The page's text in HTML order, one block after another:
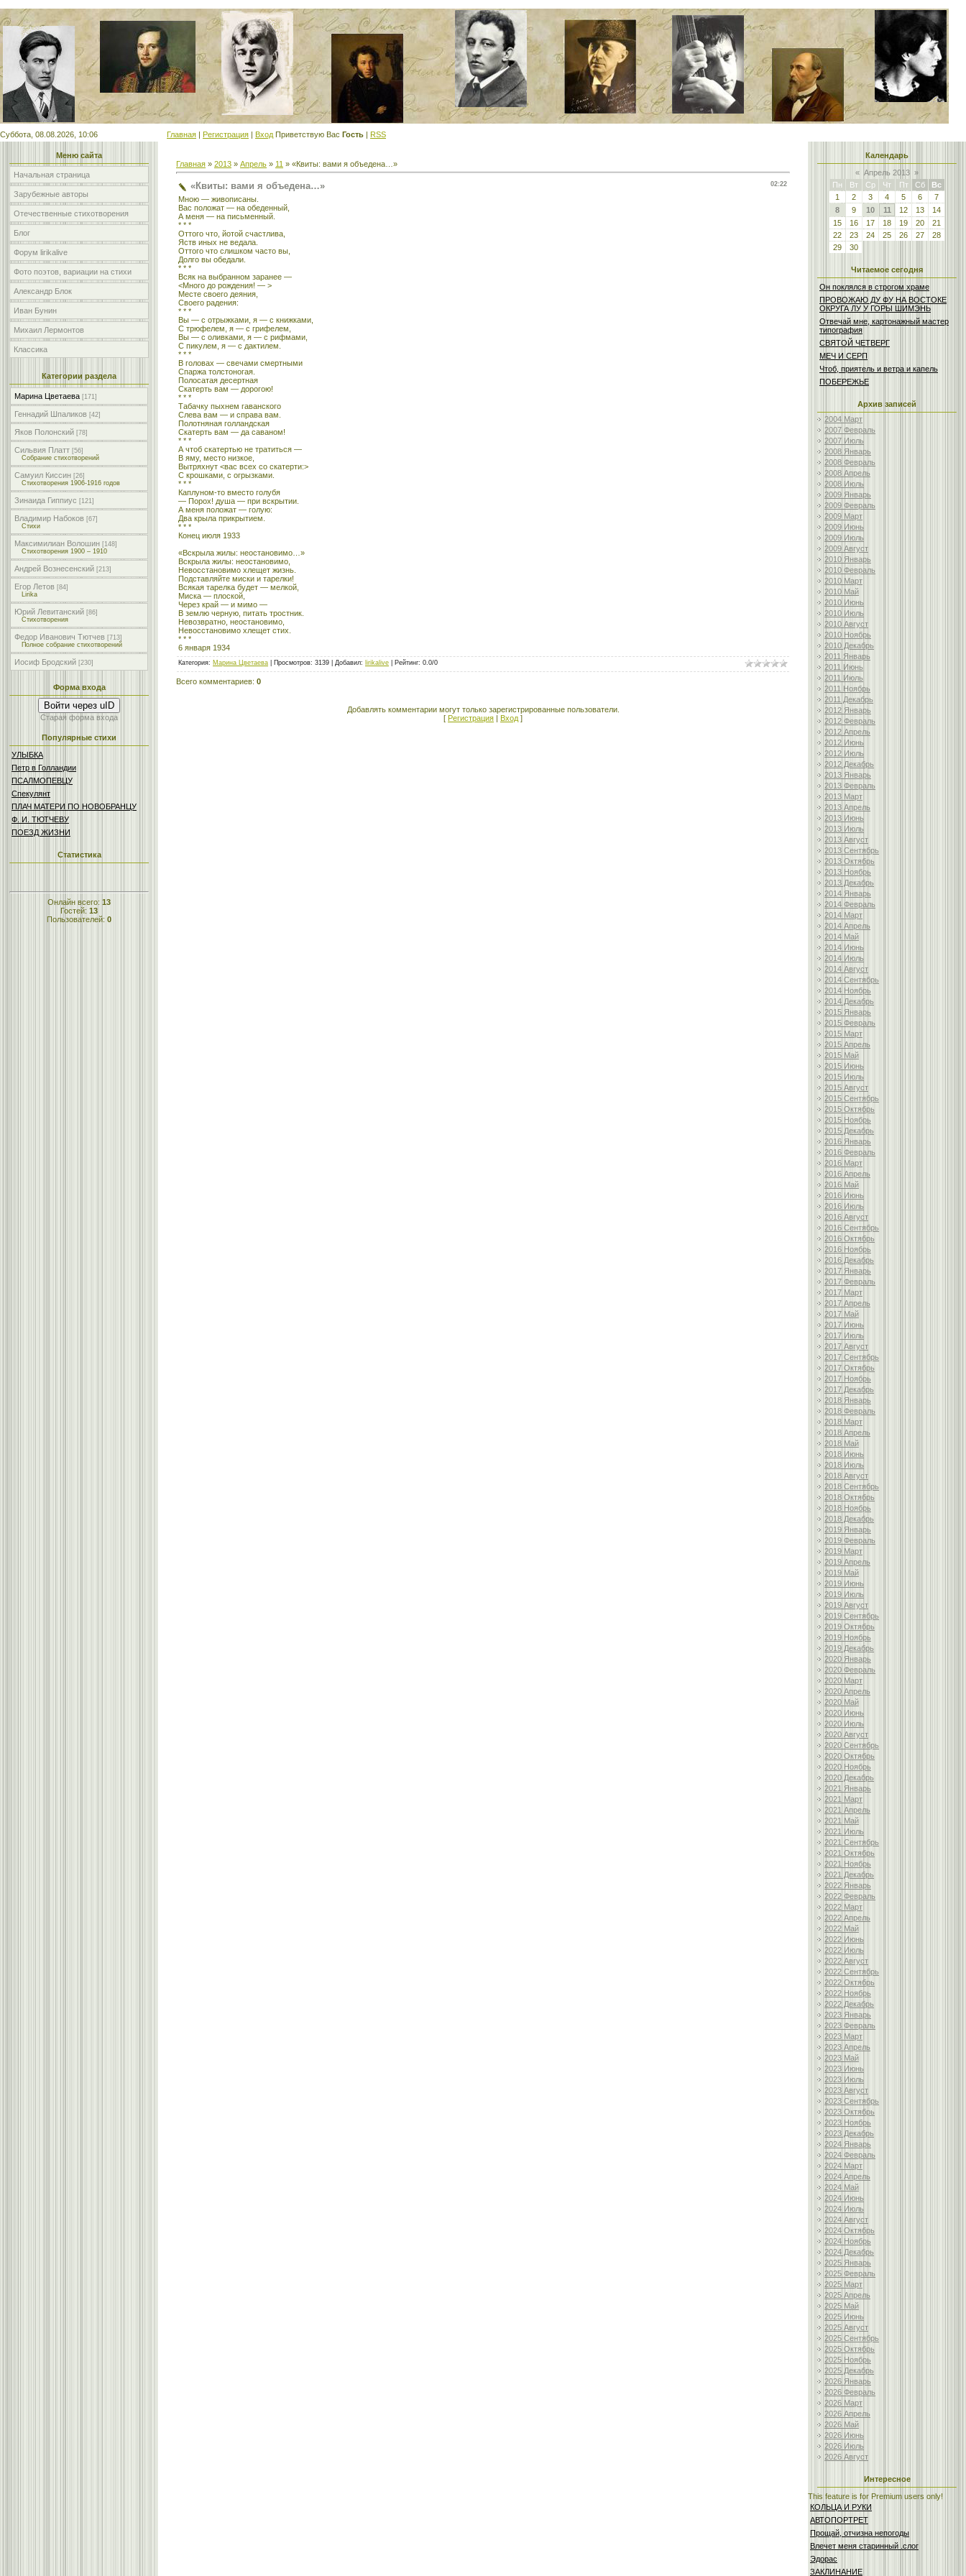
Суббота, 08.08.2026, 10:06 Главная | Регистрация | Вход Приветствую Вас Гость | RSS
Меню сайта
Начальная страница
Зарубежные авторы
Отечественные стихотворения
Блог
Форум lirikalive
Фото поэтов, вариации на стихи
Александр Блок
Иван Бунин
Михаил Лермонтов
Классика
Категории раздела
Марина Цветаева [171]
Геннадий Шпаликов [42]
Яков Полонский [78]
Сильвия Платт [56]
Собрание стихотворений
Самуил Киссин [26]
Стихотворения 1906-1916 годов
Зинаида Гиппиус [121]
Владимир Набоков [67]
Стихи
Максимилиан Волошин [148]
Стихотворения 1900 – 1910
Андрей Вознесенский [213]
Егор Летов [84]
Lirika
Юрий Левитанский [86]
Стихотворения
Федор Иванович Тютчев [713]
Полное собрание стихотворений
Иосиф Бродский [230]
Форма входа
Войти через uID
Старая форма входа
Популярные стихи
УЛЫБКА
Петр в Голландии
ПСАЛМОПЕВЦУ
Спекулянт
ПЛАЧ МАТЕРИ ПО НОВОБРАНЦУ
Ф. И. ТЮТЧЕВУ
ПОЕЗД ЖИЗНИ
Статистика
Онлайн всего: 13
Гостей: 13
Пользователей: 0
Главная » 2013 » Апрель » 11 » «Квиты: вами я объедена…»
02:22
«Квиты: вами я объедена…»
Мною — живописаны.
Вас положат — на обеденный,
А меня — на письменный.
* * *
Оттого что, йотой счастлива,
Яств иных не ведала.
Оттого что слишком часто вы,
Долго вы обедали.
* * *
Всяк на выбранном заранее —
<Много до рождения! — >
Месте своего деяния,
Своего радения:
* * *
Вы — с отрыжками, я — с книжками,
С трюфелем, я — с грифелем,
Вы — с оливками, я — с рифмами,
С пикулем, я — с дактилем.
* * *
В головах — свечами смертными
Спаржа толстоногая.
Полосатая десертная
Скатерть вам — дорогою!
* * *
Табачку пыхнем гаванского
Слева вам — и справа вам.
Полотняная голландская
Скатерть вам — да саваном!
* * *
А чтоб скатертью не тратиться —
В яму, место низкое,
Вытряхнут <вас всех со скатерти:>
С крошками, с огрызками.
* * *
Каплуном-то вместо голубя
— Порох! душа — при вскрытии.
А меня положат — голую:
Два крыла прикрытием.
* * *
Конец июля 1933
«Вскрыла жилы: неостановимо…»
Вскрыла жилы: неостановимо,
Невосстановимо хлещет жизнь.
Подставляйте миски и тарелки!
Всякая тарелка будет — мелкой,
Миска — плоской,
Через край — и мимо —
В землю черную, питать тростник.
Невозвратно, неостановимо,
Невосстановимо хлещет стих.
* * *
6 января 1934
Категория: Марина Цветаева Просмотров: 3139 | Добавил: lirikalive Рейтинг: 0.0/0
Всего комментариев: 0
Добавлять комментарии могут только зарегистрированные пользователи.
[ Регистрация | Вход ]
Календарь
« Апрель 2013 »
Пн
Вт Ср Чт Пт Сб
Вс
1
2 3 4 5 6
7
8
9 10 11 12 13
14
15
16 17 18 19 20
21
22
23 24 25 26 27
28
29
30
Читаемое сегодня
Он поклялся в строгом храме
ПРОВОЖАЮ ДУ ФУ НА ВОСТОКЕ
ОКРУГА ЛУ У ГОРЫ ШИМЭНЬ
Отвечай мне, картонажный мастер
типография
СВЯТОЙ ЧЕТВЕРГ
МЕЧ И СЕРП
Чтоб, приятель и ветра и капель
ПОБЕРЕЖЬЕ
Архив записей
2004 Март
2007 Февраль
2007 Июль
2008 Январь
2008 Февраль
2008 Апрель
2008 Июль
2009 Январь
2009 Февраль
2009 Март
2009 Июнь
2009 Июль
2009 Август
2010 Январь
2010 Февраль
2010 Март
2010 Май
2010 Июнь
2010 Июль
2010 Август
2010 Ноябрь
2010 Декабрь
2011 Январь
2011 Июнь
2011 Июль
2011 Ноябрь
2011 Декабрь
2012 Январь
2012 Февраль
2012 Апрель
2012 Июнь
2012 Июль
2012 Декабрь
2013 Январь
2013 Февраль
2013 Март
2013 Апрель
2013 Июнь
2013 Июль
2013 Август
2013 Сентябрь
2013 Октябрь
2013 Ноябрь
2013 Декабрь
2014 Январь
2014 Февраль
2014 Март
2014 Апрель
2014 Май
2014 Июнь
2014 Июль
2014 Август
2014 Сентябрь
2014 Ноябрь
2014 Декабрь
2015 Январь
2015 Февраль
2015 Март
2015 Апрель
2015 Май
2015 Июнь
2015 Июль
2015 Август
2015 Сентябрь
2015 Октябрь
2015 Ноябрь
2015 Декабрь
2016 Январь
2016 Февраль
2016 Март
2016 Апрель
2016 Май
2016 Июнь
2016 Июль
2016 Август
2016 Сентябрь
2016 Октябрь
2016 Ноябрь
2016 Декабрь
2017 Январь
2017 Февраль
2017 Март
2017 Апрель
2017 Май
2017 Июнь
2017 Июль
2017 Август
2017 Сентябрь
2017 Октябрь
2017 Ноябрь
2017 Декабрь
2018 Январь
2018 Февраль
2018 Март
2018 Апрель
2018 Май
2018 Июнь
2018 Июль
2018 Август
2018 Сентябрь
2018 Октябрь
2018 Ноябрь
2018 Декабрь
2019 Январь
2019 Февраль
2019 Март
2019 Апрель
2019 Май
2019 Июнь
2019 Июль
2019 Август
2019 Сентябрь
2019 Октябрь
2019 Ноябрь
2019 Декабрь
2020 Январь
2020 Февраль
2020 Март
2020 Апрель
2020 Май
2020 Июнь
2020 Июль
2020 Август
2020 Сентябрь
2020 Октябрь
2020 Ноябрь
2020 Декабрь
2021 Январь
2021 Март
2021 Апрель
2021 Май
2021 Июль
2021 Сентябрь
2021 Октябрь
2021 Ноябрь
2021 Декабрь
2022 Январь
2022 Февраль
2022 Март
2022 Апрель
2022 Май
2022 Июнь
2022 Июль
2022 Август
2022 Сентябрь
2022 Октябрь
2022 Ноябрь
2022 Декабрь
2023 Январь
2023 Февраль
2023 Март
2023 Апрель
2023 Май
2023 Июнь
2023 Июль
2023 Август
2023 Сентябрь
2023 Октябрь
2023 Ноябрь
2023 Декабрь
2024 Январь
2024 Февраль
2024 Март
2024 Апрель
2024 Май
2024 Июнь
2024 Июль
2024 Август
2024 Октябрь
2024 Ноябрь
2024 Декабрь
2025 Январь
2025 Февраль
2025 Март
2025 Апрель
2025 Май
2025 Июнь
2025 Август
2025 Сентябрь
2025 Октябрь
2025 Ноябрь
2025 Декабрь
2026 Январь
2026 Февраль
2026 Март
2026 Апрель
2026 Май
2026 Июнь
2026 Июль
2026 Август
Интересное
This feature is for Premium users only!
КОЛЬЦА И РУКИ
АВТОПОРТРЕТ
Прощай, отчизна непогоды
Влечет меня старинный .слог
Эдорас
ЗАКЛИНАНИЕ